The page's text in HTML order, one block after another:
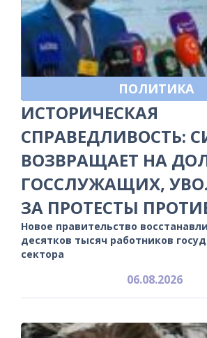
ПОЛИТИКА
ИСТОРИЧЕСКАЯ
СПРАВЕДЛИВОСТЬ:
ВОЗВРАЩАЕТ НА
ГОССЛУЖАЩИХ,
ЗА ПРОТЕСТЫ
Новое правительство
десятков тысяч работников
сектора
06.08.2026